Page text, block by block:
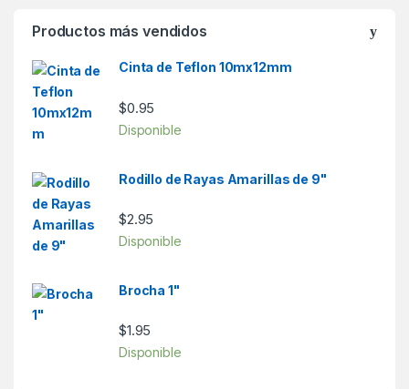
Productos más vendidos
Cinta de Teflon 10mx12mm
$0.95
Disponible
Rodillo de Rayas Amarillas de 9"
$2.95
Disponible
Brocha 1"
$1.95
Disponible